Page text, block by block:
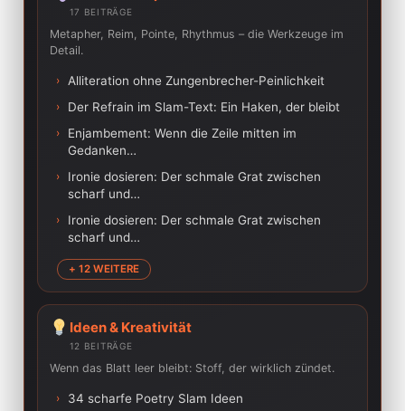
17 BEITRÄGE
Metapher, Reim, Pointe, Rhythmus – die Werkzeuge im
Detail.
› Alliteration ohne Zungenbrecher-Peinlichkeit
› Der Refrain im Slam-Text: Ein Haken, der bleibt
›
Enjambement: Wenn die Zeile mitten im
Gedanken…
›
Ironie dosieren: Der schmale Grat zwischen
scharf und…
›
Ironie dosieren: Der schmale Grat zwischen
scharf und…
+ 12 WEITERE
Ideen & Kreativität
12 BEITRÄGE
Wenn das Blatt leer bleibt: Stoff, der wirklich zündet.
› 34 scharfe Poetry Slam Ideen